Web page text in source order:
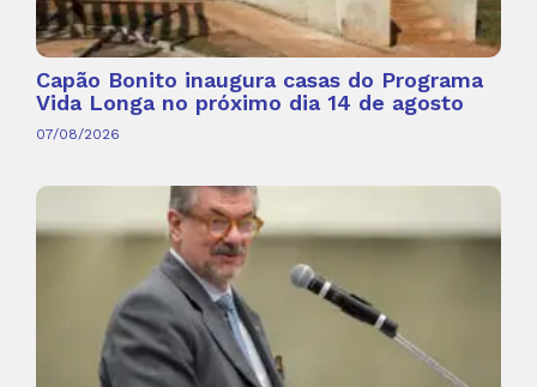
Capão Bonito inaugura casas do Programa
Vida Longa no próximo dia 14 de agosto
07/08/2026